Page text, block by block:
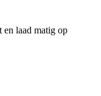
en laad matig op